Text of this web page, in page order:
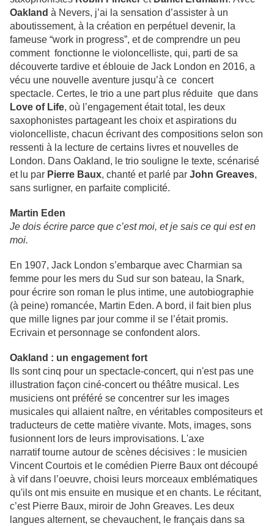
Oakland à Nevers, j’ai la sensation d’assister à un
aboutissement, à la création en perpétuel devenir, la
fameuse “work in progress”, et de comprendre un peu
comment fonctionne le violoncelliste, qui, parti de sa
découverte tardive et éblouie de Jack London en 2016, a
vécu une nouvelle aventure jusqu’à ce concert
spectacle. Certes, le trio a une part plus réduite que dans
Love of Life, où l’engagement était total, les deux
saxophonistes partageant les choix et aspirations du
violoncelliste, chacun écrivant des compositions selon son
ressenti à la lecture de certains livres et nouvelles de
London. Dans Oakland, le trio souligne le texte, scénarisé
et lu par Pierre Baux, chanté et parlé par John Greaves,
sans surligner, en parfaite complicité.
Martin Eden
Je dois écrire parce que c’est moi, et je sais ce qui est en
moi.
En 1907, Jack London s’embarque avec Charmian sa
femme pour les mers du Sud sur son bateau, la Snark,
pour écrire son roman le plus intime, une autobiographie
(à peine) romancée, Martin Eden. A bord, il fait bien plus
que mille lignes par jour comme il se l’était promis.
Ecrivain et personnage se confondent alors.
Oakland : un engagement fort
Ils sont cinq pour un spectacle-concert, qui n'est pas une
illustration façon ciné-concert ou théâtre musical. Les
musiciens ont préféré se concentrer sur les images
musicales qui allaient naître, en véritables compositeurs et
traducteurs de cette matière vivante. Mots, images, sons
fusionnent lors de leurs improvisations. L'axe
narratif tourne autour de scènes décisives : le musicien
Vincent Courtois et le comédien Pierre Baux ont découpé
à vif dans l’oeuvre, choisi leurs morceaux emblématiques
qu'ils ont mis ensuite en musique et en chants. Le récitant,
c’est Pierre Baux, miroir de John Greaves. Les deux
langues alternent, se chevauchent, le français dans sa